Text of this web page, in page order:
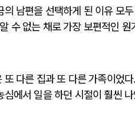
남편을 선택하게 된 이유 모
수 없는 채로 가장 보편적인
다른 집과 또 다른 가족이었
에서 일을 하던 시절이 훨씬